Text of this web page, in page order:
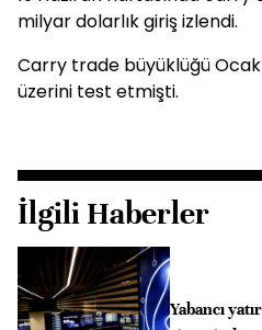
milyar dolarlık giriş izlendi.
Carry trade büyüklüğü Ocak
üzerini test etmişti.
İlgili Haberler
Yabancı